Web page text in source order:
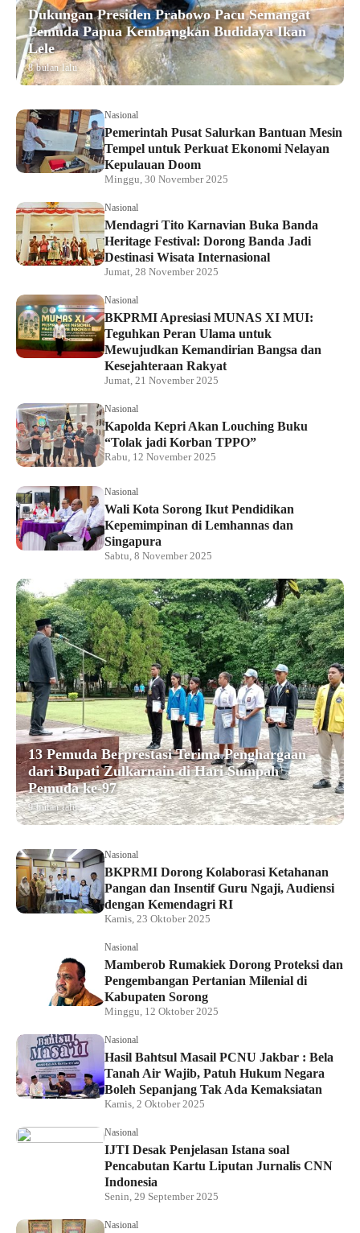
Dukungan Presiden Prabowo Pacu Semangat
Pemuda Papua Kembangkan Budidaya Ikan
Lele
8 bulan lalu
Nasional
Pemerintah Pusat Salurkan Bantuan Mesin
Tempel untuk Perkuat Ekonomi Nelayan
Kepulauan Doom
Minggu, 30 November 2025
Nasional
Mendagri Tito Karnavian Buka Banda
Heritage Festival: Dorong Banda Jadi
Destinasi Wisata Internasional
Jumat, 28 November 2025
Nasional
BKPRMI Apresiasi MUNAS XI MUI:
Teguhkan Peran Ulama untuk
Mewujudkan Kemandirian Bangsa dan
Kesejahteraan Rakyat
Jumat, 21 November 2025
Nasional
Kapolda Kepri Akan Louching Buku
“Tolak jadi Korban TPPO”
Rabu, 12 November 2025
Nasional
Wali Kota Sorong Ikut Pendidikan
Kepemimpinan di Lemhannas dan
Singapura
Sabtu, 8 November 2025
13 Pemuda Berprestasi Terima Penghargaan
dari Bupati Zulkarnain di Hari Sumpah
Pemuda ke-97
9 bulan lalu
Nasional
BKPRMI Dorong Kolaborasi Ketahanan
Pangan dan Insentif Guru Ngaji, Audiensi
dengan Kemendagri RI
Kamis, 23 Oktober 2025
Nasional
Mamberob Rumakiek Dorong Proteksi dan
Pengembangan Pertanian Milenial di
Kabupaten Sorong
Minggu, 12 Oktober 2025
Nasional
Hasil Bahtsul Masail PCNU Jakbar : Bela
Tanah Air Wajib, Patuh Hukum Negara
Boleh Sepanjang Tak Ada Kemaksiatan
Kamis, 2 Oktober 2025
Nasional
IJTI Desak Penjelasan Istana soal
Pencabutan Kartu Liputan Jurnalis CNN
Indonesia
Senin, 29 September 2025
Nasional